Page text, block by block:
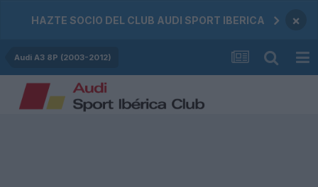
HAZTE SOCIO DEL CLUB AUDI SPORT IBERICA ×
Audi A3 8P (2003-2012)